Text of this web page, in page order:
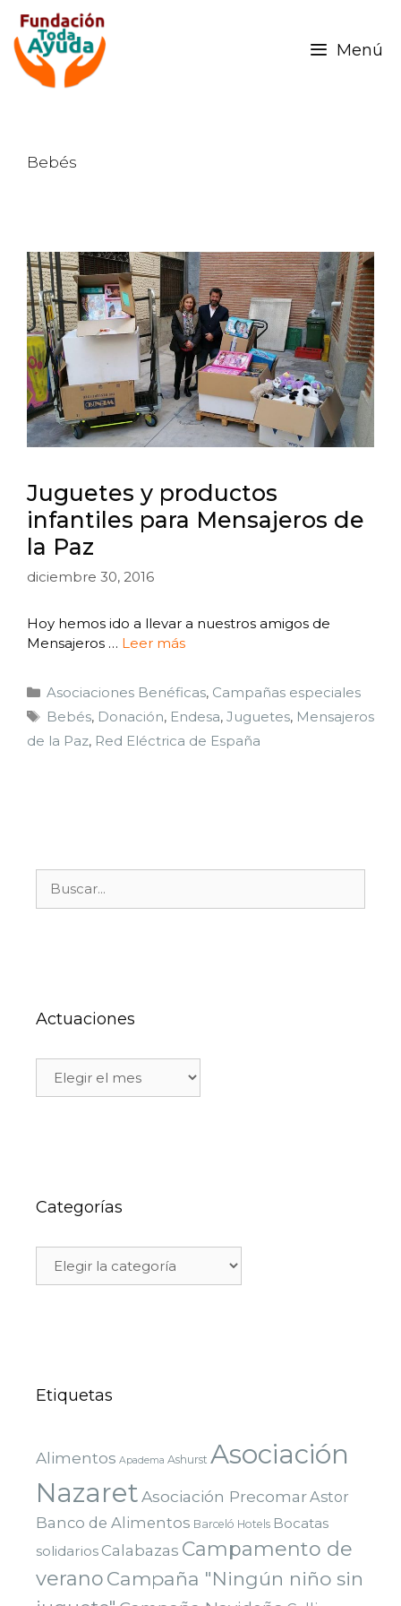
Menú
Bebés
Juguetes y productos
infantiles para Mensajeros de
la Paz
diciembre 30, 2016
Hoy hemos ido a llevar a nuestros amigos de
Mensajeros … Leer más
Asociaciones Benéficas, Campañas especiales
Bebés, Donación, Endesa, Juguetes, Mensajeros
de la Paz, Red Eléctrica de España
Actuaciones
Categorías
Etiquetas
Alimentos Apadema Ashurst Asociación
NazaretAsociación PrecomarAstor
Banco de Alimentos Barceló Hotels Bocatas
solidarios Calabazas Campamento de
verano Campaña "Ningún niño sin